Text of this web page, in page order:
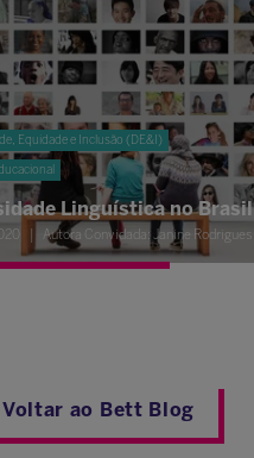
Equidade e Inclusão (DE&I)
Linguística no Brasil
Autora Convidada: Janine Rodrigues
Voltar ao Bett Blog